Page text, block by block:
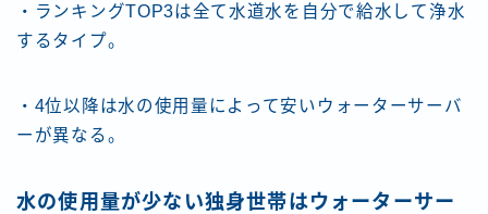
・ランキングTOP3は全て水道水を自分で給水して浄水
するタイプ。
・4位以降は水の使用量によって安いウォーターサーバ
ーが異なる。
水の使用量が少ない独身世帯はウォーターサー